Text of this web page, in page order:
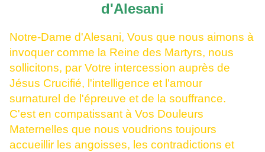
d'Alesani
Notre-Dame d'Alesani, Vous que nous aimons à
invoquer comme la Reine des Martyrs, nous
sollicitons, par Votre intercession auprès de
Jésus Crucifié, l'intelligence et l'amour
surnaturel de l'épreuve et de la souffrance.
C'est en compatissant à Vos Douleurs
Maternelles que nous voudrions toujours
accueillir les angoisses, les contradictions et